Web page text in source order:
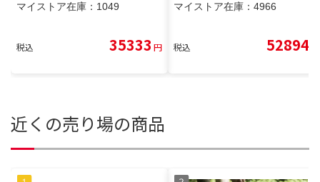
マイストア在庫： 1049
税込 35333 円
マイストア在庫： 4966
税込 52894
近くの売り場の商品